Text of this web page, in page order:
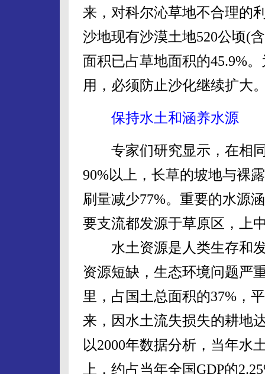
来，对科尔沁草地不合理的
沙地现有沙漠土地520公顷(
面积已占草地面积的45.9%
用，必须防止沙化继续扩大
保持水土和涵养水源
专家们研究显示，在相同
90%以上，长草的坡地与裸
刷量减少77%。重要的水源
要支流都发源于草原区，上
水土资源是人类生存和发
资源短缺，生态环境问题严
里，占国土总面积的37%，
来，因水土流失损失的耕地
以2000年数据分析，当年水
上，约占当年全国GDP的